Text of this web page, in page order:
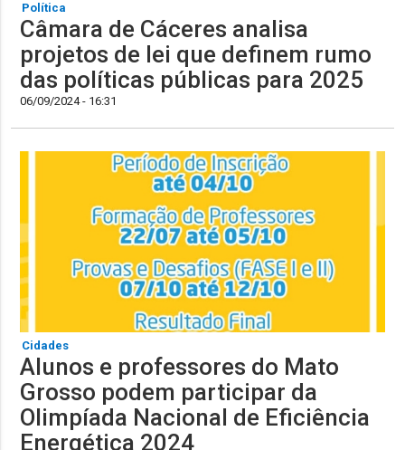
Política
Câmara de Cáceres analisa
projetos de lei que definem rumo
das políticas públicas para 2025
06/09/2024 - 16:31
Cidades
Alunos e professores do Mato
Grosso podem participar da
Olimpíada Nacional de Eficiência
Energética 2024